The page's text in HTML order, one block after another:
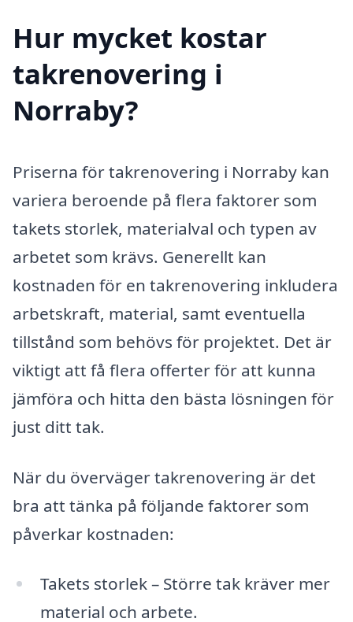
Hur mycket kostar
takrenovering i
Norraby?
Priserna för takrenovering i Norraby kan
variera beroende på flera faktorer som
takets storlek, materialval och typen av
arbetet som krävs. Generellt kan
kostnaden för en takrenovering inkludera
arbetskraft, material, samt eventuella
tillstånd som behövs för projektet. Det är
viktigt att få flera offerter för att kunna
jämföra och hitta den bästa lösningen för
just ditt tak.
När du överväger takrenovering är det
bra att tänka på följande faktorer som
påverkar kostnaden:
Takets storlek – Större tak kräver mer
material och arbete.